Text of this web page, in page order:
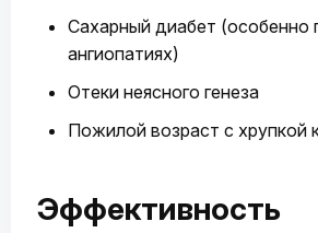
Сахарный диабет (особенно
ангиопатиях)
Отеки неясного генеза
Пожилой возраст с хрупкой
Эффективность